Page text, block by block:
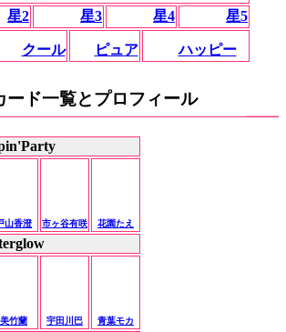
星2 星3 星4 星5
クール ピュア ハッピー
ード一覧とプロフィール
山香澄 市ヶ谷有咲 花園たえ
美竹蘭 宇田川巴 青葉モカ